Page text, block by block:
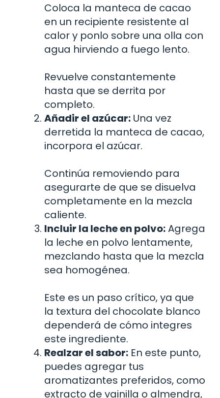
Coloca la manteca de cacao
en un recipiente resistente al
calor y ponlo sobre una olla con
agua hirviendo a fuego lento.
Revuelve constantemente
hasta que se derrita por
completo.
Añadir el azúcar: Una vez
derretida la manteca de cacao,
incorpora el azúcar.
Continúa removiendo para
asegurarte de que se disuelva
completamente en la mezcla
caliente.
Incluir la leche en polvo:Agrega
la leche en polvo lentamente,
mezclando hasta que la mezcla
sea homogénea.
Este es un paso crítico, ya que
la textura del chocolate blanco
dependerá de cómo integres
este ingrediente.
Realzar el sabor: En este punto,
puedes agregar tus
aromatizantes preferidos, como
extracto de vainilla o almendra,